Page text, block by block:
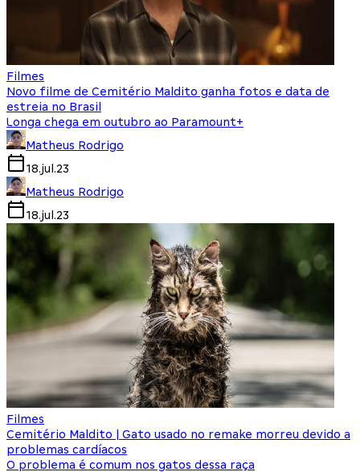
Filmes
Novo filme de Cemitério Maldito ganha fotos e data de
estreia no Brasil
Longa chega em outubro ao Paramount+
Matheus Rodrigo
18.jul.23
Matheus Rodrigo
18.jul.23
Filmes
Cemitério Maldito | Gato usado no remake morreu devido a
problemas cardíacos
O problema é comum nos gatos dessa raça